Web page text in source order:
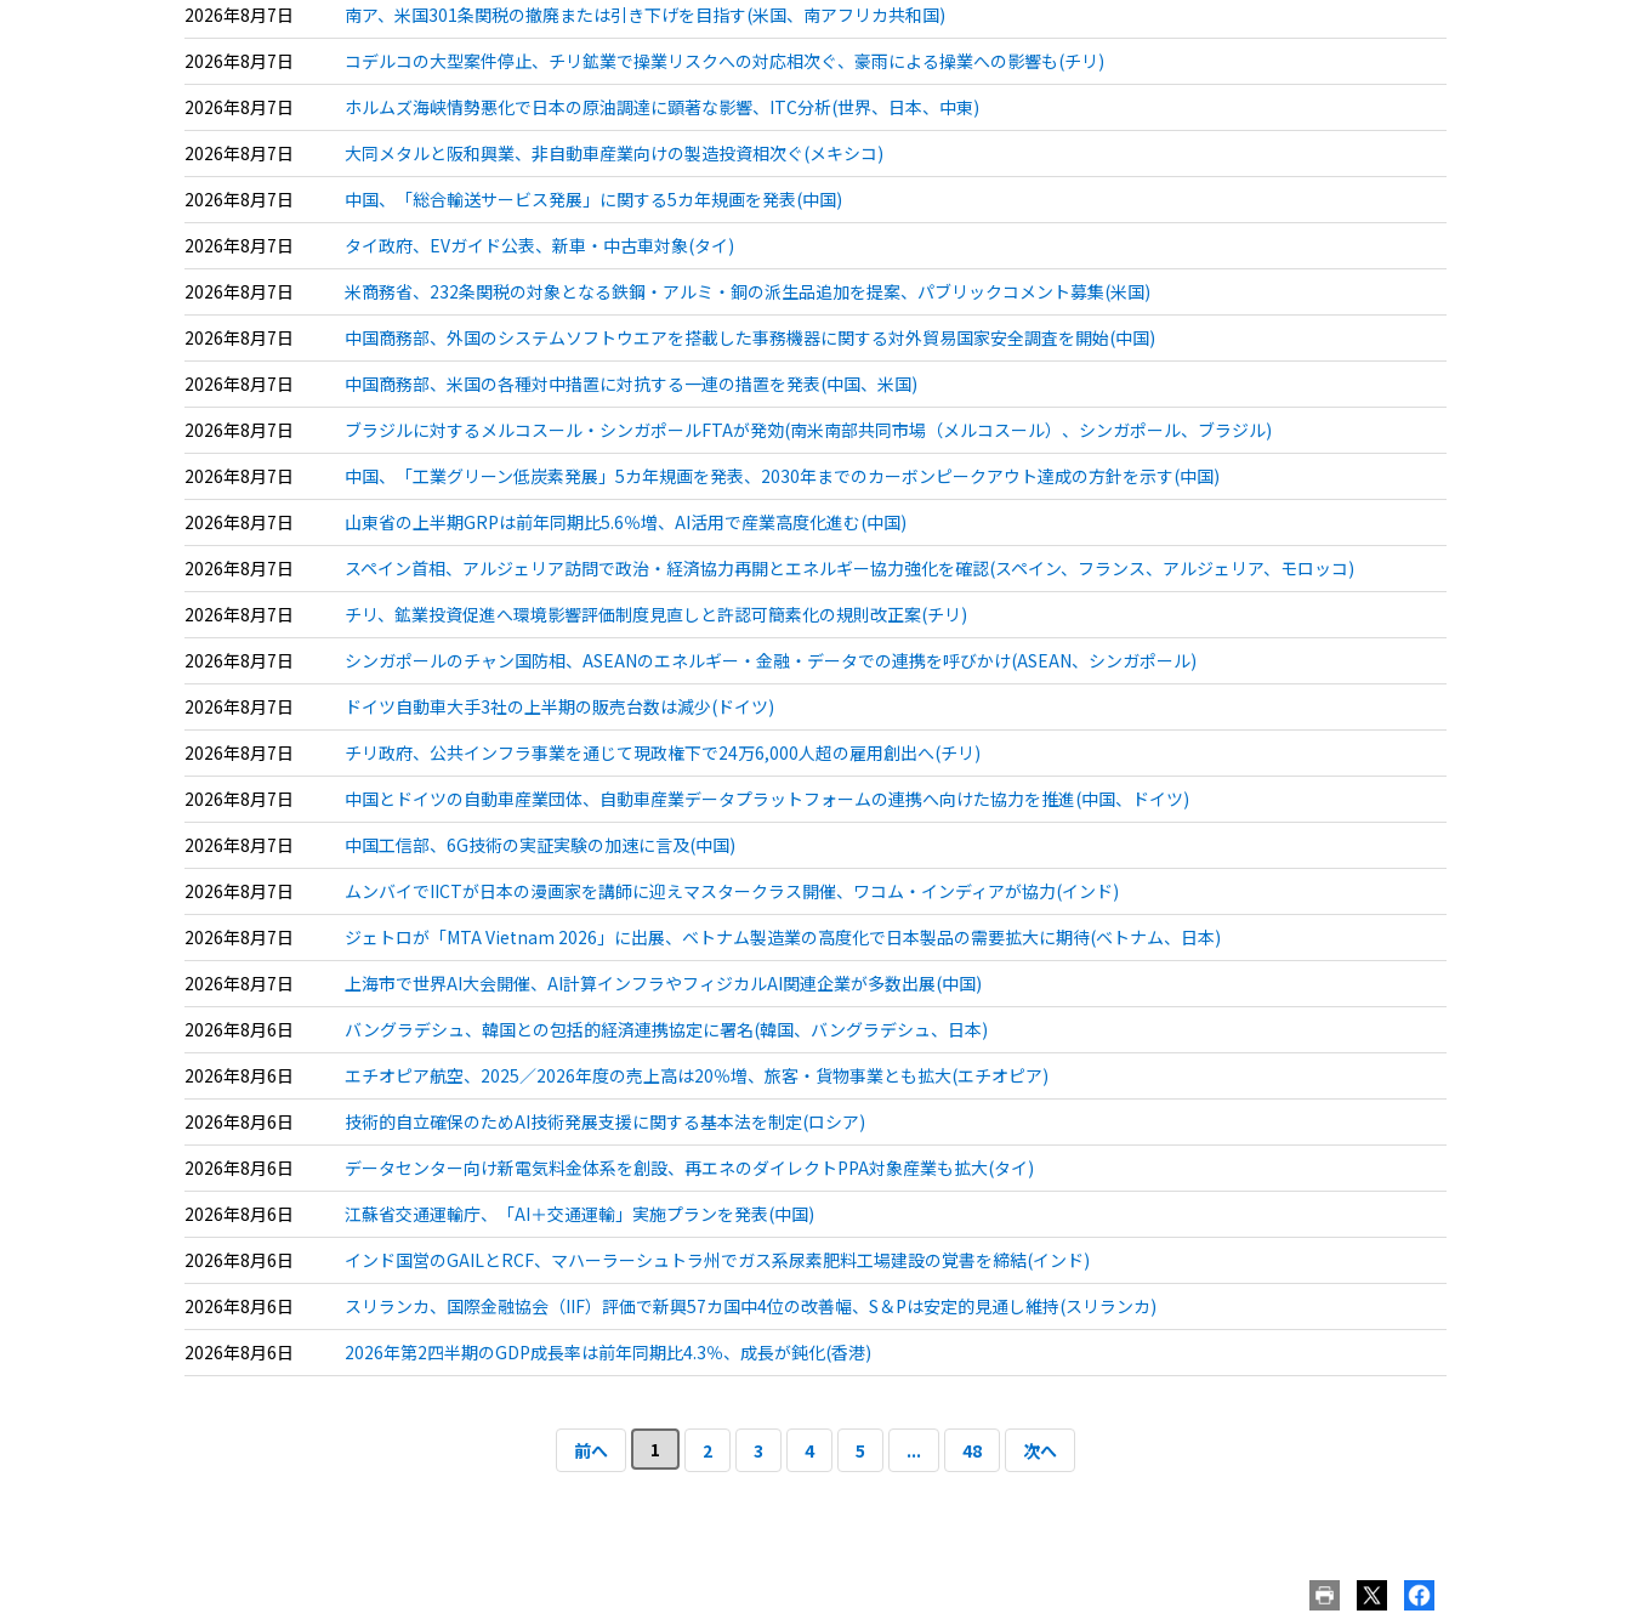
2026年8月7日
南ア、米国301条関税の撤廃または引き下げを目指す(米国、南アフリカ共和国)
2026年8月7日
コデルコの大型案件停止、チリ鉱業で操業リスクへの対応相次ぐ、豪雨による操業への影響も(チリ)
2026年8月7日
ホルムズ海峡情勢悪化で日本の原油調達に顕著な影響、ITC分析(世界、日本、中東)
2026年8月7日
大同メタルと阪和興業、非自動車産業向けの製造投資相次ぐ(メキシコ)
2026年8月7日
中国、「総合輸送サービス発展」に関する5カ年規画を発表(中国)
2026年8月7日
タイ政府、EVガイド公表、新車・中古車対象(タイ)
2026年8月7日
米商務省、232条関税の対象となる鉄鋼・アルミ・銅の派生品追加を提案、パブリックコメント募集(米国)
2026年8月7日
中国商務部、外国のシステムソフトウエアを搭載した事務機器に関する対外貿易国家安全調査を開始(中国)
2026年8月7日
中国商務部、米国の各種対中措置に対抗する一連の措置を発表(中国、米国)
2026年8月7日
ブラジルに対するメルコスール・シンガポールFTAが発効(南米南部共同市場（メルコスール）、シンガポール、ブラジル)
2026年8月7日
中国、「工業グリーン低炭素発展」5カ年規画を発表、2030年までのカーボンピークアウト達成の方針を示す(中国)
2026年8月7日
山東省の上半期GRPは前年同期比5.6％増、AI活用で産業高度化進む(中国)
2026年8月7日
スペイン首相、アルジェリア訪問で政治・経済協力再開とエネルギー協力強化を確認(スペイン、フランス、アルジェリア、モロッコ)
2026年8月7日
チリ、鉱業投資促進へ環境影響評価制度見直しと許認可簡素化の規則改正案(チリ)
2026年8月7日
シンガポールのチャン国防相、ASEANのエネルギー・金融・データでの連携を呼びかけ(ASEAN、シンガポール)
2026年8月7日
ドイツ自動車大手3社の上半期の販売台数は減少(ドイツ)
2026年8月7日
チリ政府、公共インフラ事業を通じて現政権下で24万6,000人超の雇用創出へ(チリ)
2026年8月7日
中国とドイツの自動車産業団体、自動車産業データプラットフォームの連携へ向けた協力を推進(中国、ドイツ)
2026年8月7日
中国工信部、6G技術の実証実験の加速に言及(中国)
2026年8月7日
ムンバイでIICTが日本の漫画家を講師に迎えマスタークラス開催、ワコム・インディアが協力(インド)
2026年8月7日
ジェトロが「MTA Vietnam 2026」に出展、ベトナム製造業の高度化で日本製品の需要拡大に期待(ベトナム、日本)
2026年8月7日
上海市で世界AI大会開催、AI計算インフラやフィジカルAI関連企業が多数出展(中国)
2026年8月6日
バングラデシュ、韓国との包括的経済連携協定に署名(韓国、バングラデシュ、日本)
2026年8月6日
エチオピア航空、2025／2026年度の売上高は20％増、旅客・貨物事業とも拡大(エチオピア)
2026年8月6日
技術的自立確保のためAI技術発展支援に関する基本法を制定(ロシア)
2026年8月6日
データセンター向け新電気料金体系を創設、再エネのダイレクトPPA対象産業も拡大(タイ)
2026年8月6日
江蘇省交通運輸庁、「AI＋交通運輸」実施プランを発表(中国)
2026年8月6日
インド国営のGAILとRCF、マハーラーシュトラ州でガス系尿素肥料工場建設の覚書を締結(インド)
2026年8月6日
スリランカ、国際金融協会（IIF）評価で新興57カ国中4位の改善幅、S＆Pは安定的見通し維持(スリランカ)
2026年8月6日
2026年第2四半期のGDP成長率は前年同期比4.3％、成長が鈍化(香港)
前へ 1 2 3 4 5 ... 48 次へ